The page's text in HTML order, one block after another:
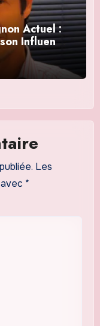
Actuel :
Influence
Les
*